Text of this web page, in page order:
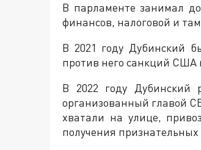
В парламенте занимал
финансов, налоговой и
В 2021 году Дубинский
против него санкций США
В 2022 году Дубинский
организованный главой
хватали на улице,
получения